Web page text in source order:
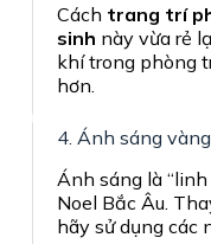
Cách trang trí
sinh này vừa rẻ
khí trong phòng
hơn.
4. Ánh sáng
Ánh sáng là
Noel Bắc Âu.
hãy sử dụng các